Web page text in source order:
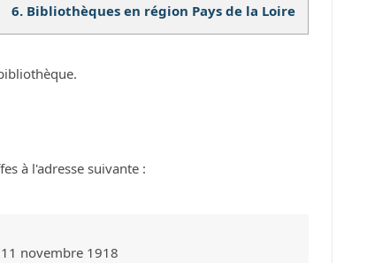
6. Bibliothèques en région Pays de la Loire
à l'adresse suivante :
novembre 1918